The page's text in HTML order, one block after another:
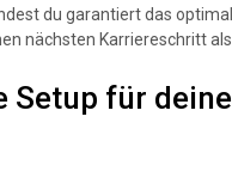
du garantiert das
nächsten Karriereschritt als
Setup für